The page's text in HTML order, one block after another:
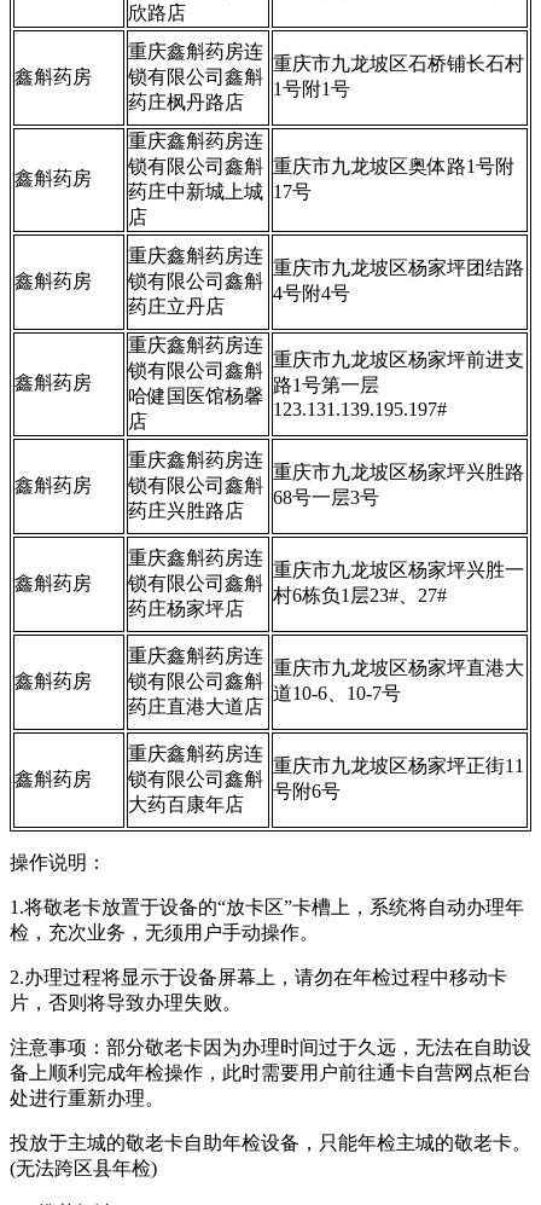
欣路店
鑫斛药房
重庆鑫斛药房连
锁有限公司鑫斛
药庄枫丹路店
重庆市九龙坡区石桥铺长石村
1号附1号
鑫斛药房
重庆鑫斛药房连
锁有限公司鑫斛
药庄中新城上城
店
重庆市九龙坡区奥体路1号附
17号
鑫斛药房
重庆鑫斛药房连
锁有限公司鑫斛
药庄立丹店
重庆市九龙坡区杨家坪团结路
4号附4号
鑫斛药房
重庆鑫斛药房连
锁有限公司鑫斛
哈健国医馆杨馨
店
重庆市九龙坡区杨家坪前进支
路1号第一层
123.131.139.195.197#
鑫斛药房
重庆鑫斛药房连
锁有限公司鑫斛
药庄兴胜路店
重庆市九龙坡区杨家坪兴胜路
68号一层3号
鑫斛药房
重庆鑫斛药房连
锁有限公司鑫斛
药庄杨家坪店
重庆市九龙坡区杨家坪兴胜一
村6栋负1层23#、27#
鑫斛药房
重庆鑫斛药房连
锁有限公司鑫斛
药庄直港大道店
重庆市九龙坡区杨家坪直港大
道10-6、10-7号
鑫斛药房
重庆鑫斛药房连
锁有限公司鑫斛
大药百康年店
重庆市九龙坡区杨家坪正街11
号附6号
操作说明：
1.将敬老卡放置于设备的“放卡区”卡槽上，系统将自动办理年
检，充次业务，无须用户手动操作。
2.办理过程将显示于设备屏幕上，请勿在年检过程中移动卡
片，否则将导致办理失败。
注意事项：部分敬老卡因为办理时间过于久远，无法在自助设
备上顺利完成年检操作，此时需要用户前往通卡自营网点柜台
处进行重新办理。
投放于主城的敬老卡自助年检设备，只能年检主城的敬老卡。
(无法跨区县年检)